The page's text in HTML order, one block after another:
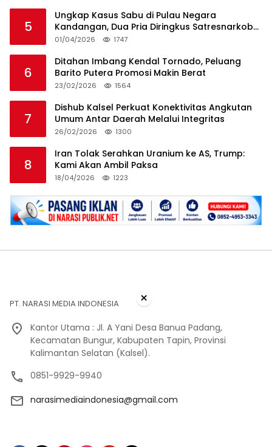
5
Ungkap Kasus Sabu di Pulau Negara
Kandangan, Dua Pria Diringkus Satresnarkoba
HSS
01/04/2026 1747
6
Ditahan Imbang Kendal Tornado, Peluang
Barito Putera Promosi Makin Berat
23/02/2026 1564
7
Dishub Kalsel Perkuat Konektivitas Angkutan
Umum Antar Daerah Melalui Integritas
26/02/2026 1300
8
Iran Tolak Serahkan Uranium ke AS, Trump:
Kami Akan Ambil Paksa
18/04/2026 1223
PT. NARASI MEDIA INDONESIA
Kantor Utama : Jl. A Yani Desa Banua Padang,
Kecamatan Bungur, Kabupaten Tapin, Provinsi
Kalimantan Selatan (Kalsel).
0851-9929-9940
narasimediaindonesia@gmail.com
×